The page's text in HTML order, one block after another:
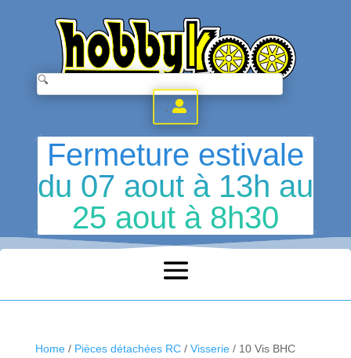
.
Fermeture estivale
du 07 aout à 13h au
25 aout à 8h30
Home/ Pièces détachées RC/ Visserie/ 10 Vis BHC